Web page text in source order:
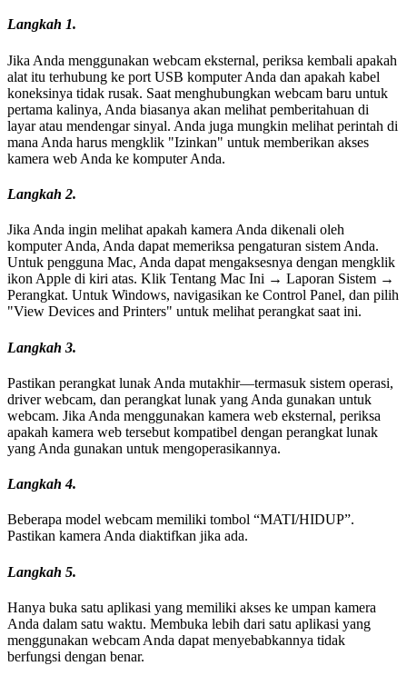
Langkah 1.
Jika Anda menggunakan webcam eksternal, periksa kembali apakah
alat itu terhubung ke port USB komputer Anda dan apakah kabel
koneksinya tidak rusak. Saat menghubungkan webcam baru untuk
pertama kalinya, Anda biasanya akan melihat pemberitahuan di
layar atau mendengar sinyal. Anda juga mungkin melihat perintah di
mana Anda harus mengklik "Izinkan" untuk memberikan akses
kamera web Anda ke komputer Anda.
Langkah 2.
Jika Anda ingin melihat apakah kamera Anda dikenali oleh
komputer Anda, Anda dapat memeriksa pengaturan sistem Anda.
Untuk pengguna Mac, Anda dapat mengaksesnya dengan mengklik
ikon Apple di kiri atas. Klik Tentang Mac Ini → Laporan Sistem →
Perangkat. Untuk Windows, navigasikan ke Control Panel, dan pilih
"View Devices and Printers" untuk melihat perangkat saat ini.
Langkah 3.
Pastikan perangkat lunak Anda mutakhir—termasuk sistem operasi,
driver webcam, dan perangkat lunak yang Anda gunakan untuk
webcam. Jika Anda menggunakan kamera web eksternal, periksa
apakah kamera web tersebut kompatibel dengan perangkat lunak
yang Anda gunakan untuk mengoperasikannya.
Langkah 4.
Beberapa model webcam memiliki tombol “MATI/HIDUP”.
Pastikan kamera Anda diaktifkan jika ada.
Langkah 5.
Hanya buka satu aplikasi yang memiliki akses ke umpan kamera
Anda dalam satu waktu. Membuka lebih dari satu aplikasi yang
menggunakan webcam Anda dapat menyebabkannya tidak
berfungsi dengan benar.